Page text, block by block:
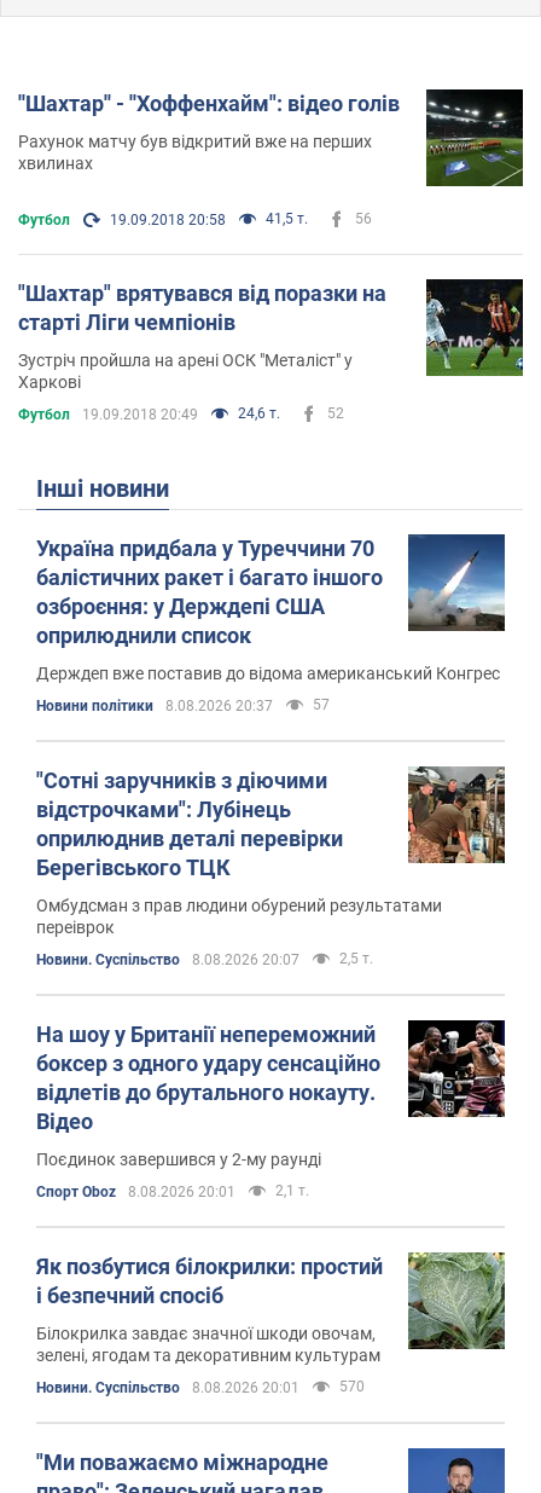
''Шахтар'' - ''Хоффенхайм": відео голів
Рахунок матчу був відкритий вже на перших
хвилинах
Футбол 19.09.2018 20:58 41,5 т. 56
"Шахтар" врятувався від поразки на
старті Ліги чемпіонів
Зустріч пройшла на арені ОСК "Металіст" у
Харкові
Футбол 19.09.2018 20:49 24,6 т. 52
Інші новини
Україна придбала у Туреччини 70
балістичних ракет і багато іншого
озброєння: у Держдепі США
оприлюднили список
Держдеп вже поставив до відома американський Конгрес
Новини політики 8.08.2026 20:37 57
"Сотні заручників з діючими
відстрочками": Лубінець
оприлюднив деталі перевірки
Берегівського ТЦК
Омбудсман з прав людини обурений результатами
переіврок
Новини. Суспільство 8.08.2026 20:07 2,5 т.
На шоу у Британії непереможний
боксер з одного удару сенсаційно
відлетів до брутального нокауту.
Відео
Поєдинок завершився у 2-му раунді
Спорт Oboz 8.08.2026 20:01 2,1 т.
Як позбутися білокрилки: простий
і безпечний спосіб
Білокрилка завдає значної шкоди овочам,
зелені, ягодам та декоративним культурам
Новини. Суспільство 8.08.2026 20:01 570
"Ми поважаємо міжнародне